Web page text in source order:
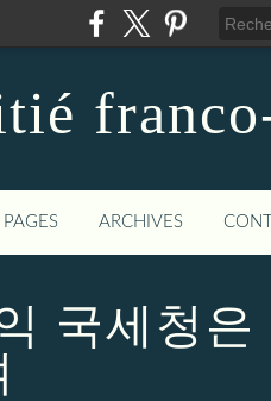
PAGES ARCHIVES
국세청은